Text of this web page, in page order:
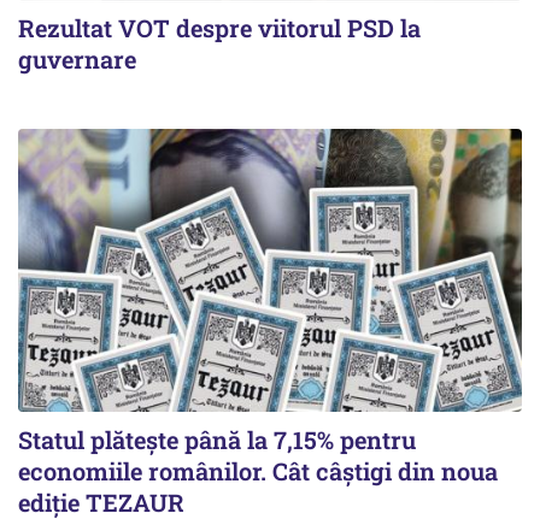
Rezultat VOT despre viitorul PSD la
guvernare
Statul plătește până la 7,15% pentru
economiile românilor. Cât câștigi din noua
ediție TEZAUR